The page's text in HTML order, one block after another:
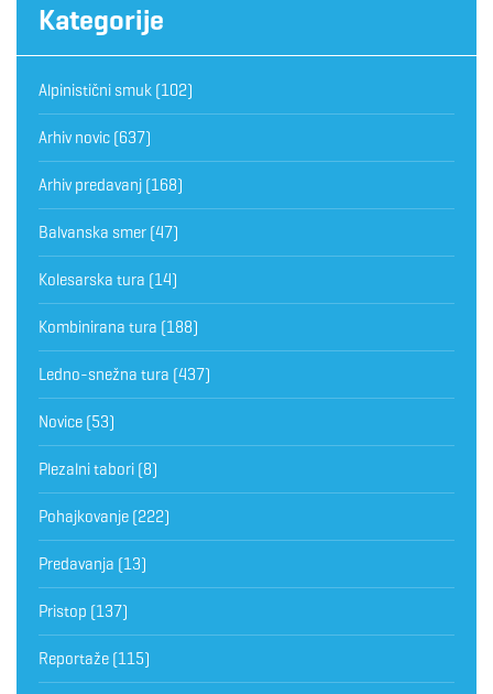
Kategorije
Alpinistični smuk (102)
Arhiv novic (637)
Arhiv predavanj (168)
Balvanska smer (47)
Kolesarska tura (14)
Kombinirana tura (188)
Ledno-snežna tura (437)
Novice (53)
Plezalni tabori (8)
Pohajkovanje (222)
Predavanja (13)
Pristop (137)
Reportaže (115)